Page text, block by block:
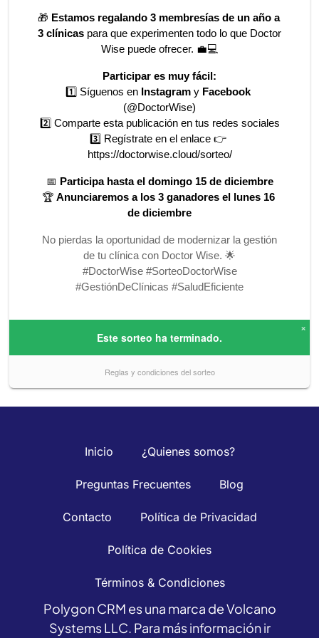
Polygon CRM es una marca de Volcano
Systems LLC. Para más información ir
Inicio ¿Quienes somos?
Preguntas Frecuentes Blog
Contacto Política de Privacidad
Política de Cookies
Términos & Condiciones